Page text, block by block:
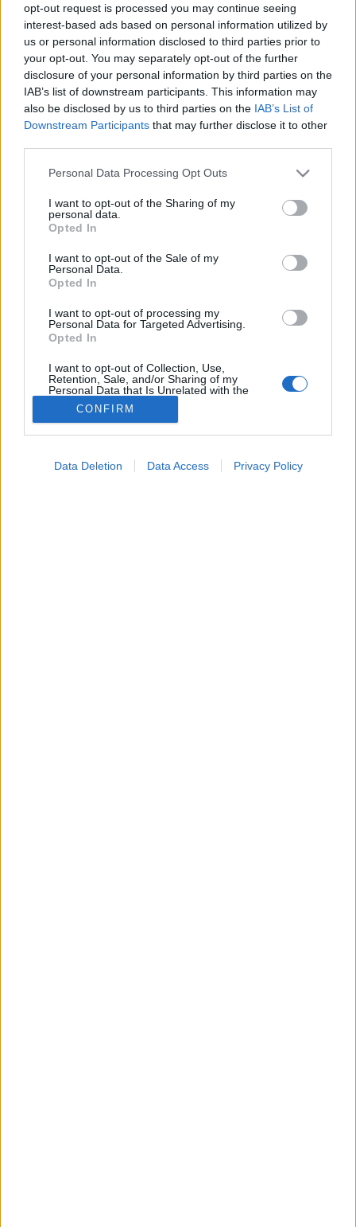
opt-out request is processed you may continue seeing
interest-based ads based on personal information utilized by
us or personal information disclosed to third parties prior to
your opt-out. You may separately opt-out of the further
disclosure of your personal information by third parties on the
IAB’s list of downstream participants. This information may
also be disclosed by us to third parties on the IAB’s List of
Downstream Participants that may further disclose it to other
Please note that this website/app uses one or more Google
not limited to your visit or usage behaviour. You may click to
grant or deny consent to Google and its third-party tags to
use your data for below specified purposes in below Google
consent section.
Personal Data Processing Opt Outs
I want to opt-out of the Sharing of my
personal data.
Opted In
I want to opt-out of the Sale of my
Personal Data.
Opted In
I want to opt-out of processing my
Personal Data for Targeted Advertising.
Opted In
I want to opt-out of Collection, Use,
Retention, Sale, and/or Sharing of my
Personal Data that Is Unrelated with the
Purposes for which it was collected.
Opted Out
I want to allow Google to enable storage
CONFIRM
Data Deletion Data Access Privacy Policy
#allergia #influenza#cukorbetegség
#orvosmeteorológia#vérnyomás#stroke#rákbetegség
#pajzsmirigy #reflux#ekcéma #herpesz
Regisztráció
Sárgaság
Sárgaság